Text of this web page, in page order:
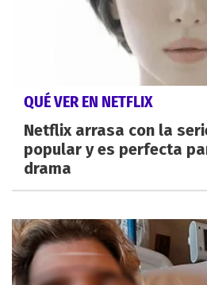
QUÉ VER EN NETFLIX
Netflix arrasa con la
popular y es perfecta
drama